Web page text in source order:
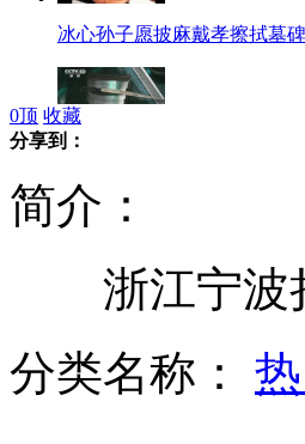
冰心孙子愿披麻戴孝擦拭墓
塑料布包住冰心墓 修复前停
0顶 收藏
分享到：
简介：
浙江宁波拦
分类名称：